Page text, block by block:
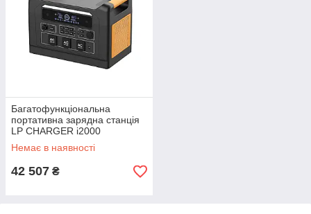
Багатофункціональна
портативна зарядна станція
LP CHARGER i2000
Немає в наявності
42 507 ₴